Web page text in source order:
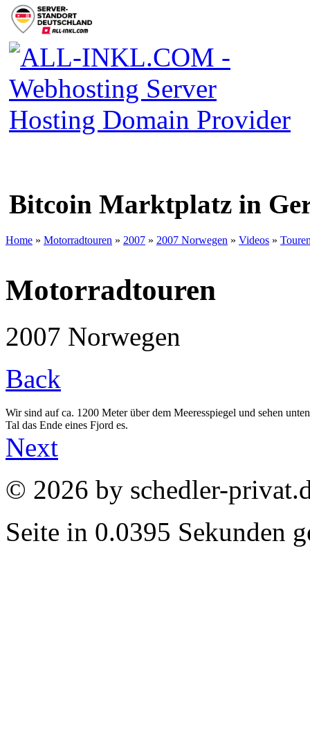
Bitcoin Marktplatz in
Home » Motorradtouren » 2007 » 2007 Norwegen » Videos »
Motorradtouren
2007 Norwegen
Back
Wir sind auf ca. 1200 Meter über dem Meeresspiegel und sehen
Tal das Ende eines Fjord es.
Next
© 2026 by schedler-
Seite in 0.0395 Sekunden